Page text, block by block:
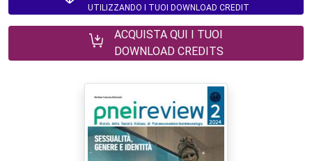
UTILIZZANDO I TUOI DOWNLOAD CREDIT
ACQUISTA QUI I TUOI
DOWNLOAD CREDITS